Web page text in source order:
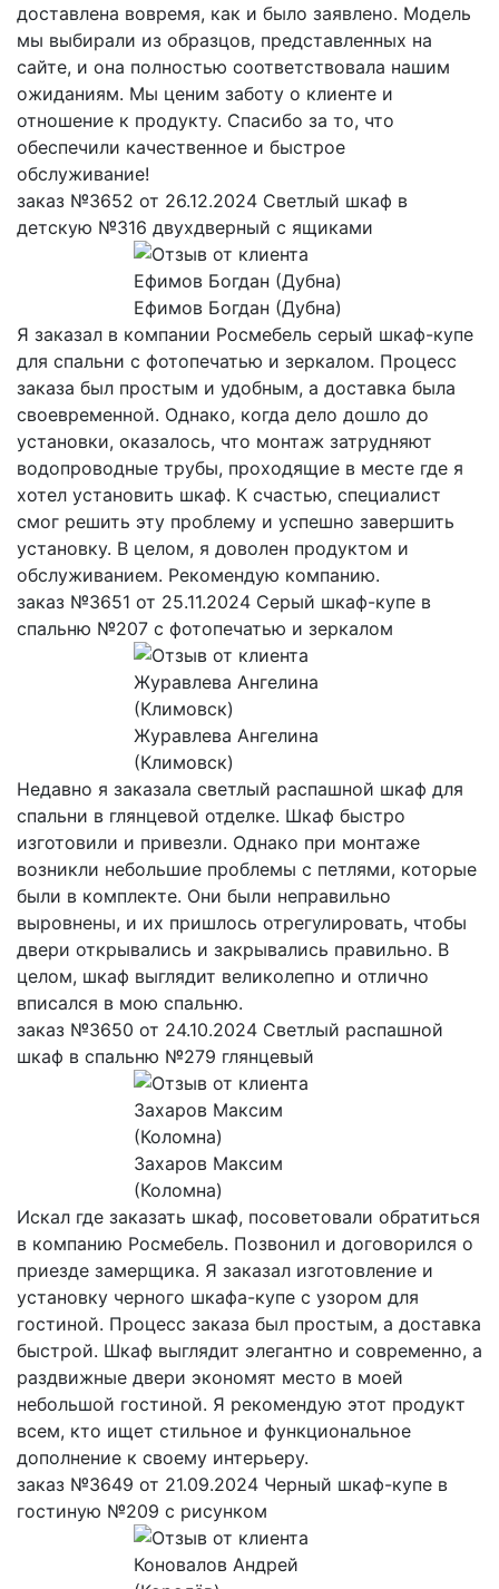
доставлена вовремя, как и было заявлено. Модель
мы выбирали из образцов, представленных на
сайте, и она полностью соответствовала нашим
ожиданиям. Мы ценим заботу о клиенте и
отношение к продукту. Спасибо за то, что
обеспечили качественное и быстрое
обслуживание!
заказ №3652 от 26.12.2024 Светлый шкаф в
детскую №316 двухдверный с ящиками
Ефимов Богдан (Дубна)
Я заказал в компании Росмебель серый шкаф-купе
для спальни с фотопечатью и зеркалом. Процесс
заказа был простым и удобным, а доставка была
своевременной. Однако, когда дело дошло до
установки, оказалось, что монтаж затрудняют
водопроводные трубы, проходящие в месте где я
хотел установить шкаф. К счастью, специалист
смог решить эту проблему и успешно завершить
установку. В целом, я доволен продуктом и
обслуживанием. Рекомендую компанию.
заказ №3651 от 25.11.2024 Серый шкаф-купе в
спальню №207 с фотопечатью и зеркалом
Журавлева Ангелина
(Климовск)
Недавно я заказала светлый распашной шкаф для
спальни в глянцевой отделке. Шкаф быстро
изготовили и привезли. Однако при монтаже
возникли небольшие проблемы с петлями, которые
были в комплекте. Они были неправильно
выровнены, и их пришлось отрегулировать, чтобы
двери открывались и закрывались правильно. В
целом, шкаф выглядит великолепно и отлично
вписался в мою спальню.
заказ №3650 от 24.10.2024 Светлый распашной
шкаф в спальню №279 глянцевый
Захаров Максим
(Коломна)
Искал где заказать шкаф, посоветовали обратиться
в компанию Росмебель. Позвонил и договорился о
приезде замерщика. Я заказал изготовление и
установку черного шкафа-купе с узором для
гостиной. Процесс заказа был простым, а доставка
быстрой. Шкаф выглядит элегантно и современно, а
раздвижные двери экономят место в моей
небольшой гостиной. Я рекомендую этот продукт
всем, кто ищет стильное и функциональное
дополнение к своему интерьеру.
заказ №3649 от 21.09.2024 Черный шкаф-купе в
гостиную №209 с рисунком